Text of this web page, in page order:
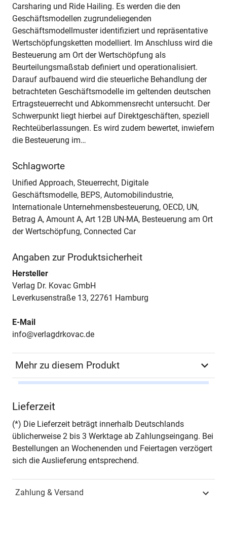
Carsharing und Ride Hailing. Es werden die den
Geschäftsmodellen zugrundeliegenden
Geschäftsmodellmuster identifiziert und repräsentative
Wertschöpfungsketten modelliert. Im Anschluss wird die
Besteuerung am Ort der Wertschöpfung als
Beurteilungsmaßstab definiert und operationalisiert.
Darauf aufbauend wird die steuerliche Behandlung der
betrachteten Geschäftsmodelle im geltenden deutschen
Ertragsteuerrecht und Abkommensrecht untersucht. Der
Schwerpunkt liegt hierbei auf Direktgeschäften, speziell
Rechteüberlassungen. Es wird zudem bewertet, inwiefern
die Besteuerung im…
Schlagworte
Unified Approach, Steuerrecht, Digitale
Geschäftsmodelle, BEPS, Automobilindustrie,
Internationale Unternehmensbesteuerung, OECD, UN,
Betrag A, Amount A, Art 12B UN-MA, Besteuerung am Ort
der Wertschöpfung, Connected Car
Angaben zur Produktsicherheit
Hersteller
Verlag Dr. Kovac GmbH
Leverkusenstraße 13, 22761 Hamburg
E-Mail
info@verlagdrkovac.de
Mehr zu diesem Produkt
Seiten 502
Jahr Hamburg 2023
Fachdisziplin
Lieferzeit
(*) Die Lieferzeit beträgt innerhalb Deutschlands
üblicherweise 2 bis 3 Werktage ab Zahlungseingang. Bei
Bestellungen an Wochenenden und Feiertagen verzögert
sich die Auslieferung entsprechend.
Zahlung & Versand